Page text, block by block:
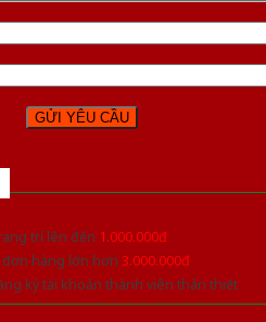
trí lên đến 1.000.000đ
đơn hàng lớn hơn 3.000.000đ
ký tài khoản thành viên thân thiết